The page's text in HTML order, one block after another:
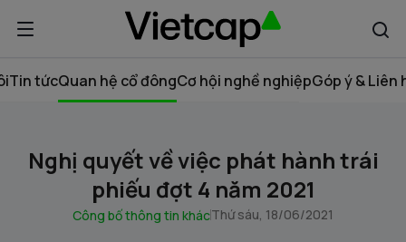
Tin tứcQuan hệ cổ đôngCơ hội nghề nghiệpGóp ý & Liên
Nghị quyết về việc phát hành trái
phiếu đợt 4 năm 2021
Công bố thông tin khácThứ sáu, 18/06/2021